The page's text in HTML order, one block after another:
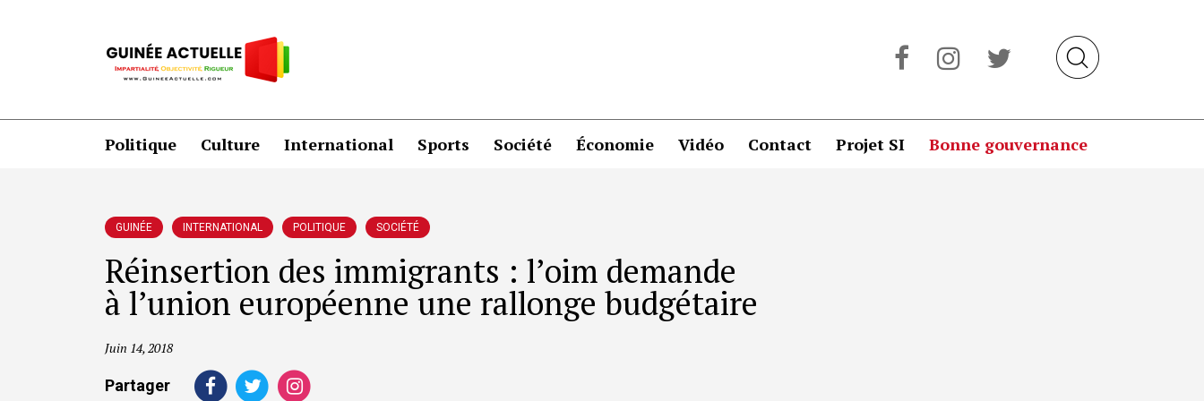
Politique Culture International Sports Société Économie Vidéo Contact Projet SI Bonne gouvernance
GUINÉE INTERNATIONAL POLITIQUE SOCIÉTÉ
Réinsertion des immigrants : l’oim demande
à l’union européenne une rallonge budgétaire
Juin 14, 2018
Partager